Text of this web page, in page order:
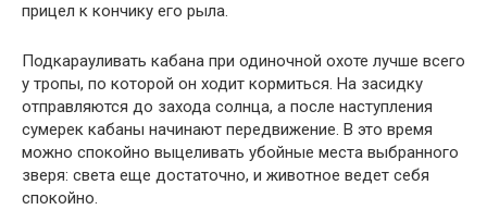
прицел к кончику его рыла.
Подкарауливать кабана при одиночной охоте лучше всего
у тропы, по которой он ходит кормиться. На засидку
отправляются до захода солнца, а после наступления
сумерек кабаны начинают передвижение. В это время
можно спокойно выцеливать убойные места выбранного
зверя: света еще достаточно, и животное ведет себя
спокойно.